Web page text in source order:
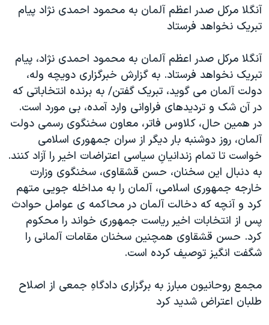
آنگلا مرکل صدر اعظم آلمان به محمود احمدی نژاد پيام
تبريک نخواهد فرستاد
آنگلا مرکل صدر اعظم آلمان به محمود احمدی نژاد، پيام
تبريک نخواهد فرستاد. به گزارش خبرگزاری دويچه وله،
دولت آلمان می گويد، تبريک گفتن/ به برنده انتخاباتی که
در آن شک و ترديدهای فراوانی وارد آمده، بی مورد است.
در همين حال، کلاوس فاتر، معاون سخنگوی رسمی دولت
آلمان، روز دوشنبه بار ديگر از سران جمهوری اسلامی
خواست تا تمام زندانيانِ سياسی اعتراضات اخير را آزاد کنند.
به دنبال اين سخنان، حسن قشقاوی، سخنگوی وزارت
خارجه جمهوری اسلامی، آلمان را به مداخله جويی متهم
کرد و آنچه که دخالت آلمان در محاکمه ی عوامل حوادث
پس از انتخابات اخير رياست جمهوری خواند را محکوم
کرد. حسن قشقاوی همچنين سخنان مقامات آلمانی را
شگفت انگيز توصيف کرده است.
مجمع روحانيون مبارز به برگزاری دادگاهِ جمعی از اصلاح
طلبان اعتراض شديد کرد